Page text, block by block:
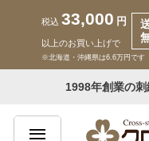
税込 33,000 円
以上のお買い上げで
※北海道・沖縄県は6.6万円です
1998年創業の
いらっ